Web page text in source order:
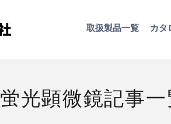
取扱​製品一覧 カタ
蛍光顕微鏡記事